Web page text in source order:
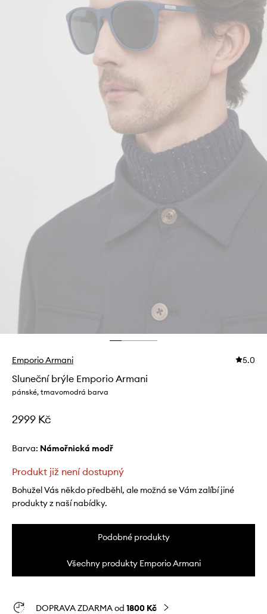
Emporio Armani 5.0
Sluneční brýle Emporio Armani
pánské, tmavomodrá barva
2999 Kč
Barva: námořnická modř
Produkt již není dostupný
Bohužel Vás někdo předběhl, ale možná se Vám zalíbí jiné
produkty z naší nabídky.
Podobné produkty
Všechny produkty Emporio Armani
DOPRAVA ZDARMA od 1800 Kč